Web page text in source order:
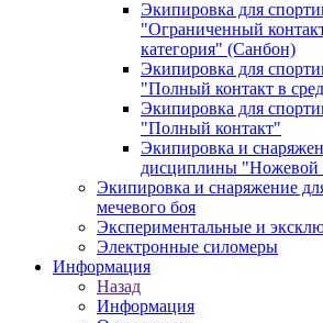
Экипировка для
"Ограниченный
категория" (Санбон)
Экипировка для
"Полный контакт в
Экипировка для
"Полный контакт"
Экипировка и
дисциплины "Ножевой
Экипировка и снаряжение
мечевого боя
Экспериментальные и
Электронные силомеры
Информация
Назад
Информация